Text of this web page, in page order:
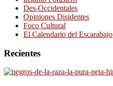
Des-Occidentales
Opiniones Disidentes
Foco Cultural
El Calendario del Escarabajo
Recientes